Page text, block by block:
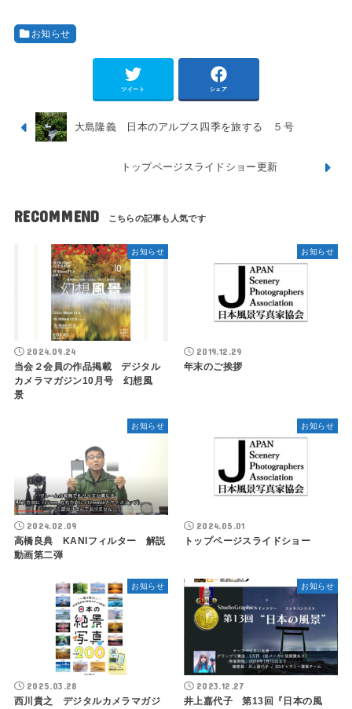
お知らせ
ツイート シェア
大島隆義 日本のアルプス四季を旅する ５号
トップページスライドショー更新
RECOMMEND
お知らせ
2024.09.24
当会２会員の作品掲載 デジタル
カメラマガジン10月号 幻想風
景
お知らせ
2019.12.29
年末のご挨拶
お知らせ
2024.02.09
高橋良典 KANIフィルター 解説
動画第二弾
お知らせ
2024.05.01
トップページスライドショー
お知らせ
2025.03.28
西川貴之 デジタルカメラマガジ
お知らせ
2023.12.27
井上嘉代子 第13回『日本の風